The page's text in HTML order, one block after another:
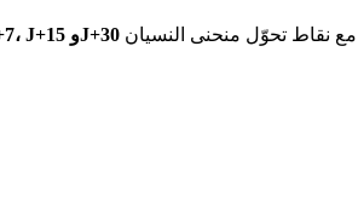
J+1، J+3، J+7، J+15 وJ+30